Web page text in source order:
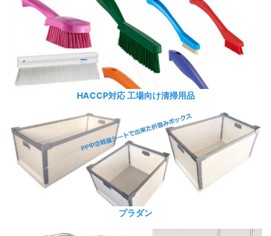
HACCP対応 工場向け清掃用品
プラダン